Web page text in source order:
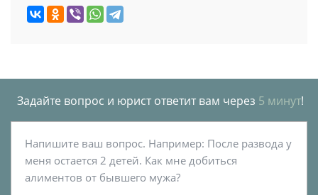
Задайте вопрос и юрист ответит вам через 5 минут!